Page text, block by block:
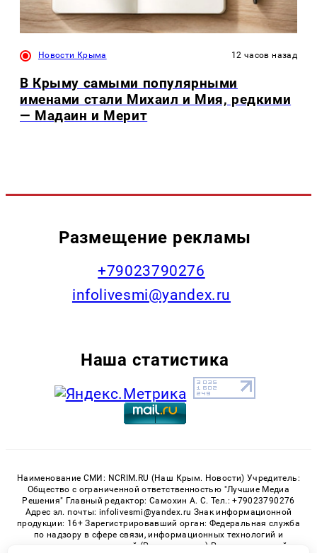
Новости Крыма 12 часов назад
В Крыму самыми популярными
именами стали Михаил и Мия, редкими
— Мадаин и Мерит
Размещение рекламы
+79023790276
infolivesmi@yandex.ru
Наша статистика
Наименование СМИ: NCRIM.RU (Наш Крым. Новости) Учредитель:
Общество с ограниченной ответственностью "Лучшие Медиа
Решения" Главный редактор: Самохин А. С. Тел.: +79023790276
Адрес эл. почты: infolivesmi@yandex.ru Знак информационной
продукции: 16+ Зарегистрировавший орган: Федеральная служба
по надзору в сфере связи, информационных технологий и
массовых коммуникаций (Роскомнадзор) Регистрационный